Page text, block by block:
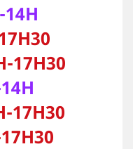
17H30
17H30